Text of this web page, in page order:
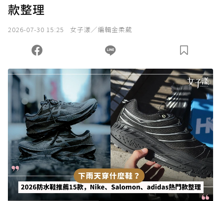
款整理
2026-07-30 15:25 女子漾／編輯金柔葳